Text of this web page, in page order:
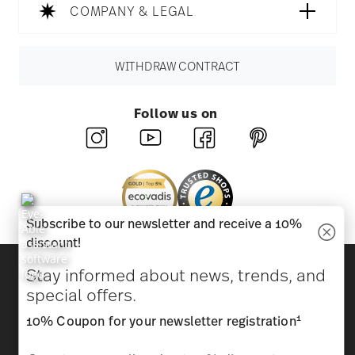
COMPANY & LEGAL
WITHDRAW CONTRACT
Follow us on
Beauty & functionality for your home
Homepage General terms and conditions
Privacy
Subscribe to our newsletter and receive a 10%
discount!
Stay informed about news, trends, and
special offers.
10% Coupon for your newsletter registration1